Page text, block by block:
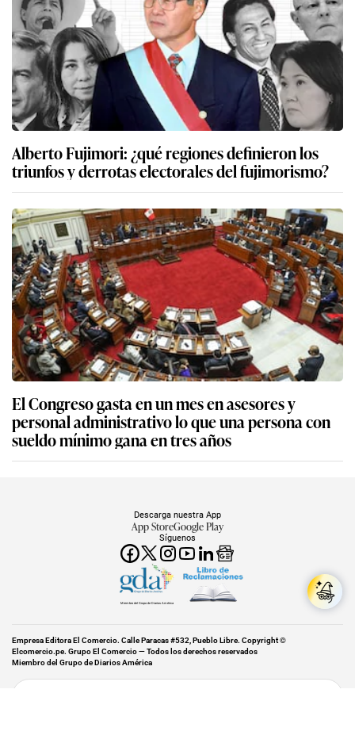
Alberto Fujimori: ¿qué regiones definieron los
triunfos y derrotas electorales del fujimorismo?
El Congreso gasta en un mes en asesores y
personal administrativo lo que una persona con
sueldo mínimo gana en tres años
Síguenos
Descarga nuestra App
App StoreGoogle Play
Miembro del Grupo de Diarios América
Empresa Editora El Comercio. Calle Paracas #532, Pueblo Libre. Copyright ©
Elcomercio.pe. Grupo El Comercio — Todos los derechos reservados
Miembro del Grupo de Diarios América